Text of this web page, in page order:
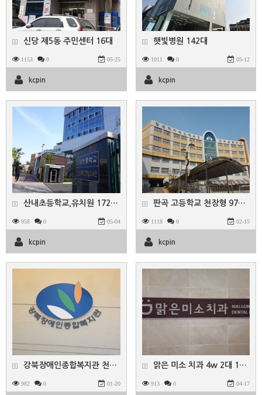
신당 제5동 주민센터 16대
1153 0 05-25
kcpin
햇빛병원 142대
1011 0 05-12
kcpin
산내초등학교,유치원 172대 세척
958 0 05-04
kcpin
판곡 고등학교 천장형 97대청소
1118 0 02-15
kcpin
강북장애인종합복지관 천장형 40대
982 0 01-20
맑은 미소 치과 4w 2대 1w 3대
913 0 04-17